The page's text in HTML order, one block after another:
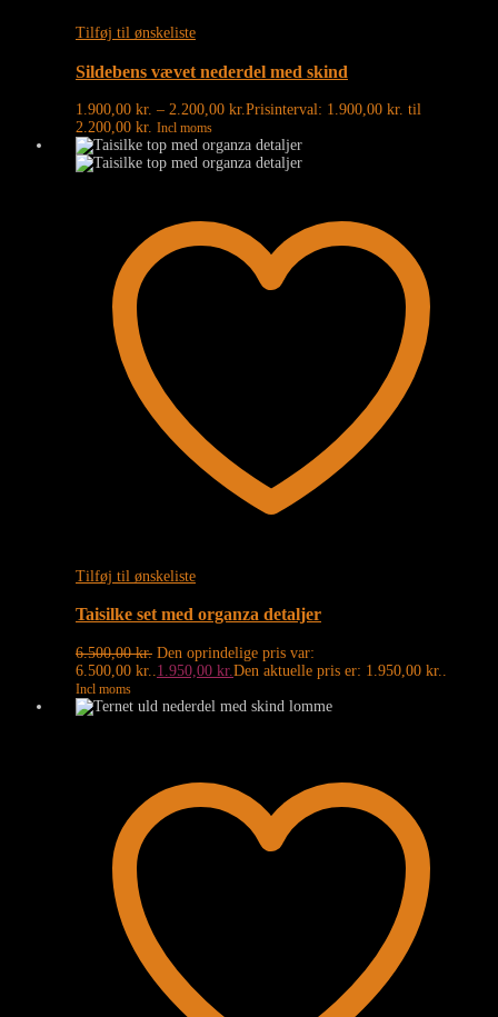
Tilføj til ønskeliste
Sildebens vævet nederdel med skind
1.900,00 kr. – 2.200,00 kr.Prisinterval: 1.900,00 kr. til
2.200,00 kr. Incl moms
Tilføj til ønskeliste
Taisilke set med organza detaljer
6.500,00kr. Den oprindelige pris var:
6.500,00 kr.. 1.950,00 kr. Den aktuelle pris er: 1.950,00 kr..
Incl moms